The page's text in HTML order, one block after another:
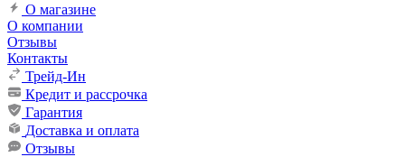
О магазине
О компании
Отзывы
Контакты
Трейд-Ин
Кредит и рассрочка
Гарантия
Доставка и оплата
Отзывы